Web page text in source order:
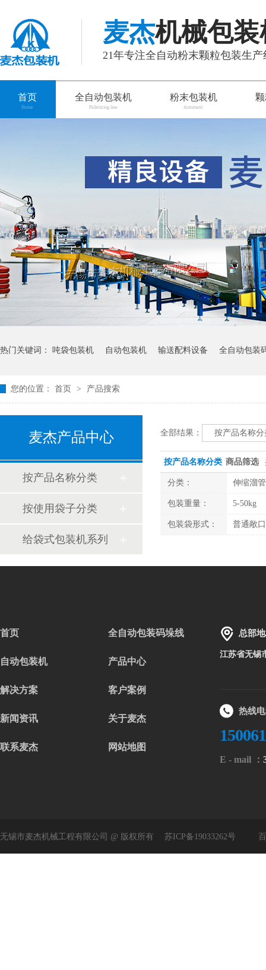
麦杰机械包装
21年专注全自动粉末颗粒包装生
首页
Home
全自动包装机
Palletizing line
粉末包装机
Automatic
热门关键词： 吨袋包装机 自动包装机 输送配料设备 全自动包装
您的位置： 首页 > 产品搜索
麦杰产品中心
按产品名称分类
按使用袋子分类
给袋式包装机系列
全部结果： 按产品名称分
按产品名称分类 商品筛选
分类：
伸缩溜管
全自动
包装重量： 5-50kg
包装袋形式： 普通敞
首页 全自动包装码垛线
自动包装机 产品中心
解决方案 客户案例
新闻资讯 关于麦杰
联系麦杰 网站地图
总部
江苏省无锡
热线
E - mail ：
无锡市麦杰机械工程有限公司 @ 版权所有 苏ICP备19033262号 百